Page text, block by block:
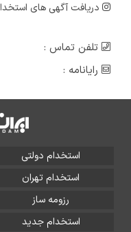
دریافت آگهی های
تلفن تماس :
رایانامه :
استخدام دولتی
استخدام تهران
رزومه ساز
استخدام جدید